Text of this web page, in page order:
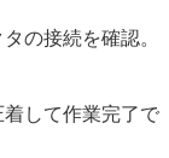
の接続を確認。
して作業完了で